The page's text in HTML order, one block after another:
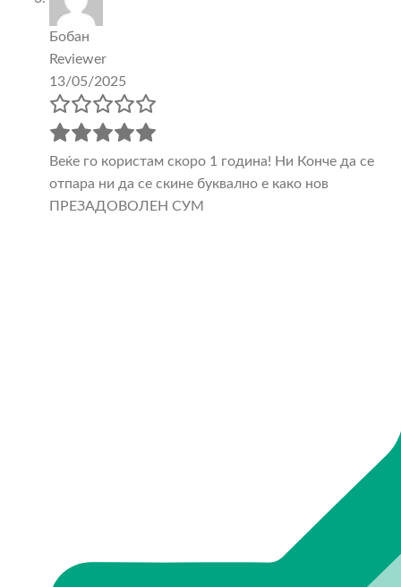
Бобан
Reviewer
13/05/2025
Веќе го користам скоро 1 година! Ни Конче да се
отпара ни да се скине буквално е како нов
ПРЕЗАДОВОЛЕН СУМ